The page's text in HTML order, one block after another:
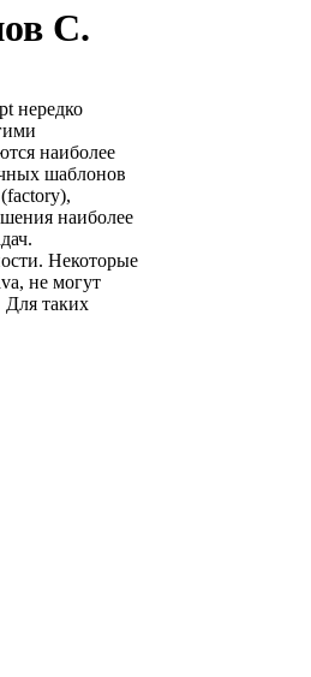
С.
нередко
наиболее
шаблонов
наиболее
Некоторые
не могут
Для таких